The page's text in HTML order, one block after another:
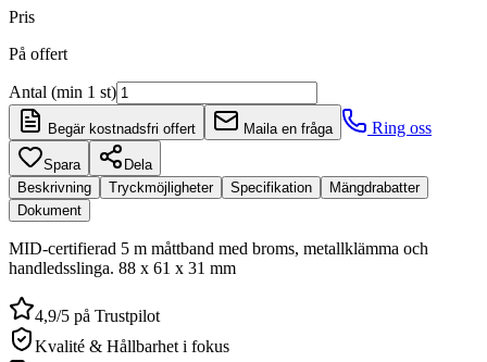
Pris
På offert
Antal (min 1 st)
Begär kostnadsfri offert Maila en fråga Ring oss
Spara
Dela
Beskrivning
Tryckmöjligheter Specifikation
Mängdrabatter
Dokument
MID-certifierad 5 m måttband med broms, metallklämma och
handledsslinga. 88 x 61 x 31 mm
4,9/5 på Trustpilot
Kvalité & Hållbarhet i fokus